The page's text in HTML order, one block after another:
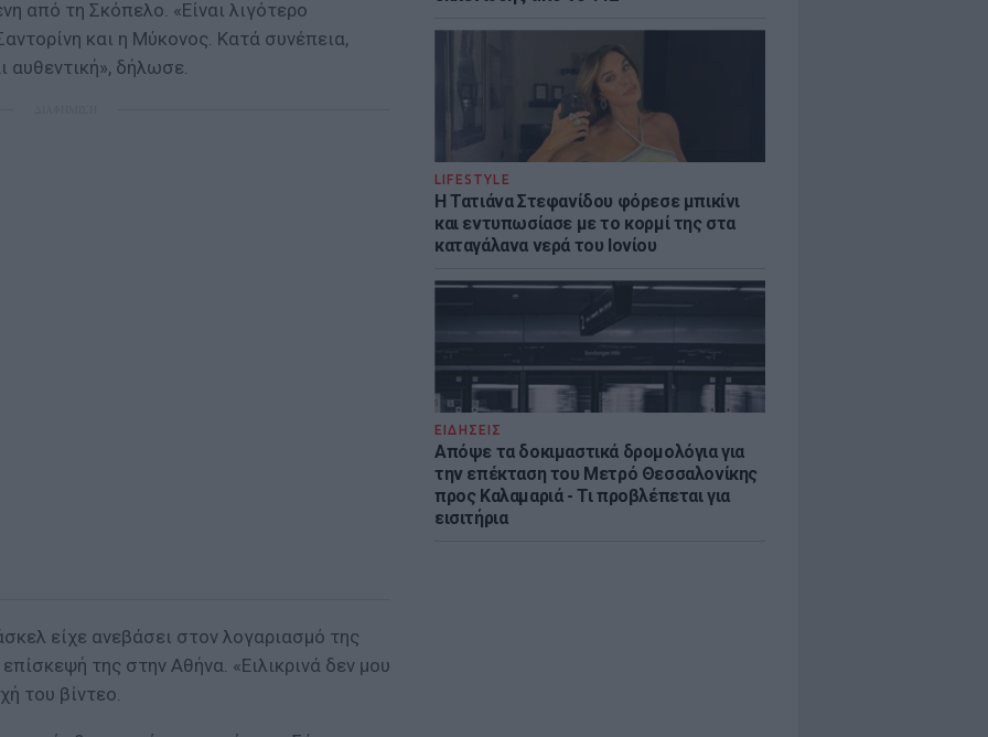
LIFESTYLE
Η Τατιάνα Στεφανίδου φόρεσε μπικίνι
και εντυπωσίασε με το κορμί της στα
καταγάλανα νερά του Ιονίου
ΕΙΔΗΣΕΙΣ
Απόψε τα δοκιμαστικά δρομολόγια για
την επέκταση του Μετρό Θεσσαλονίκης
προς Καλαμαριά - Τι προβλέπεται για
εισιτήρια
από τη Σκόπελο. «Είναι λιγότερο
και η Μύκονος. Κατά συνέπεια,
αυθεντική», δήλωσε.
είχε ανεβάσει στον λογαριασμό της
της στην Αθήνα. «Ειλικρινά δεν μου
του βίντεο.